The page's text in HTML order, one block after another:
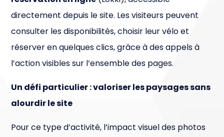
directement depuis le site. Les visiteurs peuvent
consulter les disponibilités, choisir leur vélo et
réserver en quelques clics, grâce à des appels à
l’action visibles sur l’ensemble des pages.
Un défi particulier : valoriser les paysages sans
alourdir le site
Pour ce type d’activité, l’impact visuel des photos